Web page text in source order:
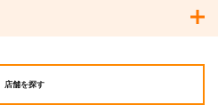
店舗を探す